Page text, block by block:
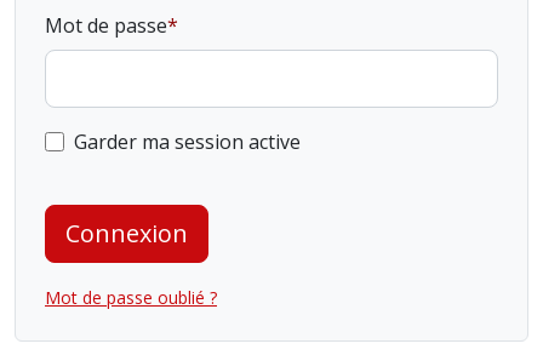
Mot de passe
Garder ma session active
Connexion
Mot de passe oublié ?